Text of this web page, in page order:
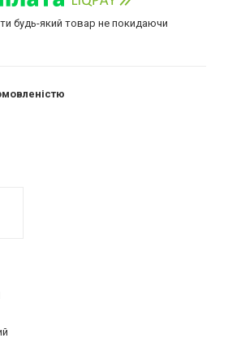
будь-який товар не покидаючи